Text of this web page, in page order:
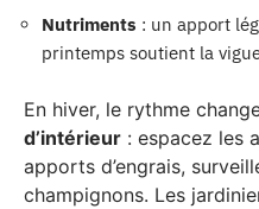
Nutriments : un apport
printemps soutient la
En hiver, le rythme
d’intérieur : espacez les
apports d’engrais,
champignons. Les